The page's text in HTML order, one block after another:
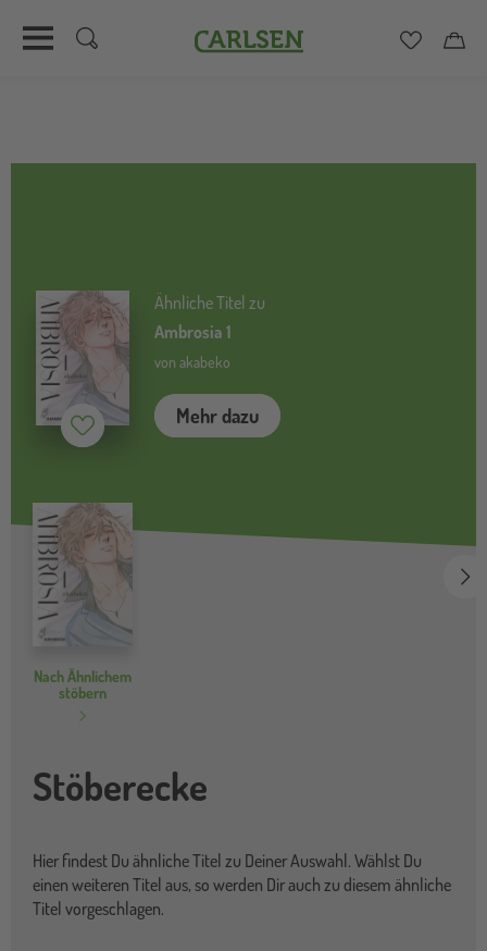
Carlsen
Ähnliche Titel zu
Ambrosia 1
von akabeko
Mehr dazu
Merken ( inaktiv)
Nach Ähnlichem
stöbern
Stöberecke
Hier findest Du ähnliche Titel zu Deiner Auswahl. Wählst Du
einen weiteren Titel aus, so werden Dir auch zu diesem ähnliche
Titel vorgeschlagen.